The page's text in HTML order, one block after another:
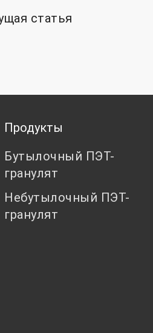
статья
Продукты
Бутылочный ПЭТ-
гранулят
Небутылочный ПЭТ-
гранулят